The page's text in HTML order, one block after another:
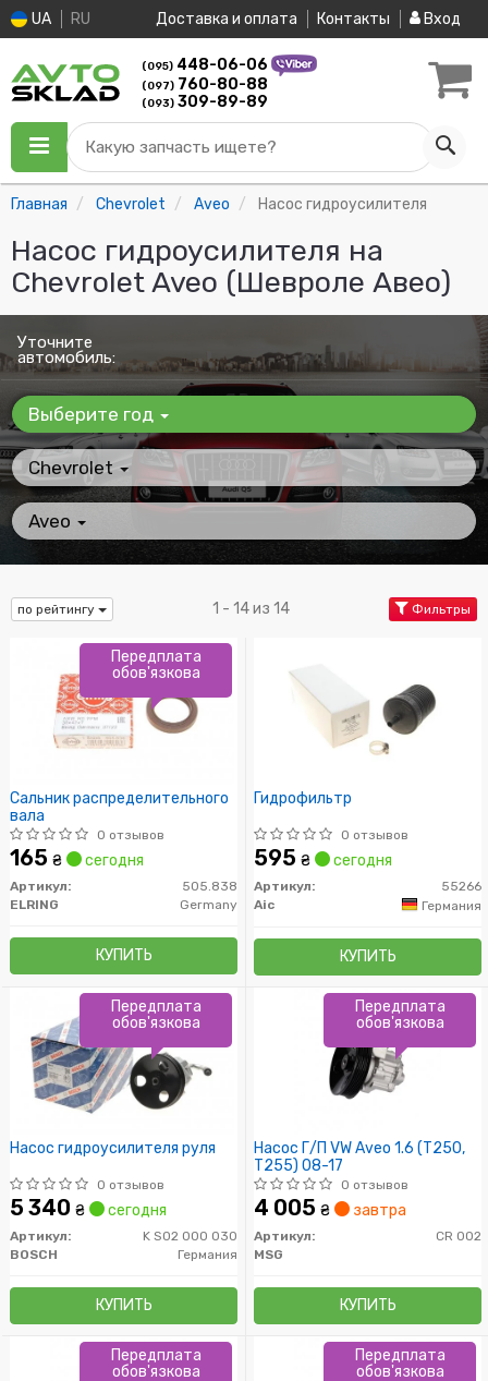
UA RU Доставка и оплата Контакты Вход
(095) 448-06-06
(097) 760-80-88
(093) 309-89-89
Какую запчасть ищете?
Главная Chevrolet Aveo Насос гидроусилителя
Насос гидроусилителя на
Chevrolet Aveo (Шевроле Авео)
Уточните
автомобиль:
Выберите год
Chevrolet
Aveo
по рейтингу 1 - 14 из 14 Фильтры
Сальник распределительного
вала
0 отзывов
165 ₴ сегодня
Артикул:
505.838
ELRING
Germany
КУПИТЬ
Передплата
обов'язкова
Гидрофильтр
0 отзывов
595 ₴ сегодня
Артикул:
55266
Aic
Германия
КУПИТЬ
Насос гидроусилителя руля
0 отзывов
5 340 ₴ сегодня
Артикул:
K S02 000 030
BOSCH
Германия
КУПИТЬ
Передплата
обов'язкова
Насос Г/П VW Aveo 1.6 (T250,
T255) 08-17
0 отзывов
4 005 ₴ завтра
Артикул:
CR 002
MSG
КУПИТЬ
Передплата
обов'язкова
Передплата
обов'язкова
Передплата
обов'язкова